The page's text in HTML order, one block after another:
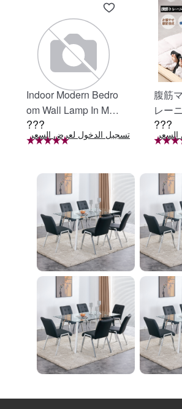
Indoor Modern Bedro
om Wall Lamp In Matt
e Black, Iron Clear Gl
ass Shade,4-Lights E
nity Light
???
تسجيل الدخول لعرض السعر
腹筋
レーニン
定 足
腹筋
レー
ササ
旅行 自宅
1-R
???